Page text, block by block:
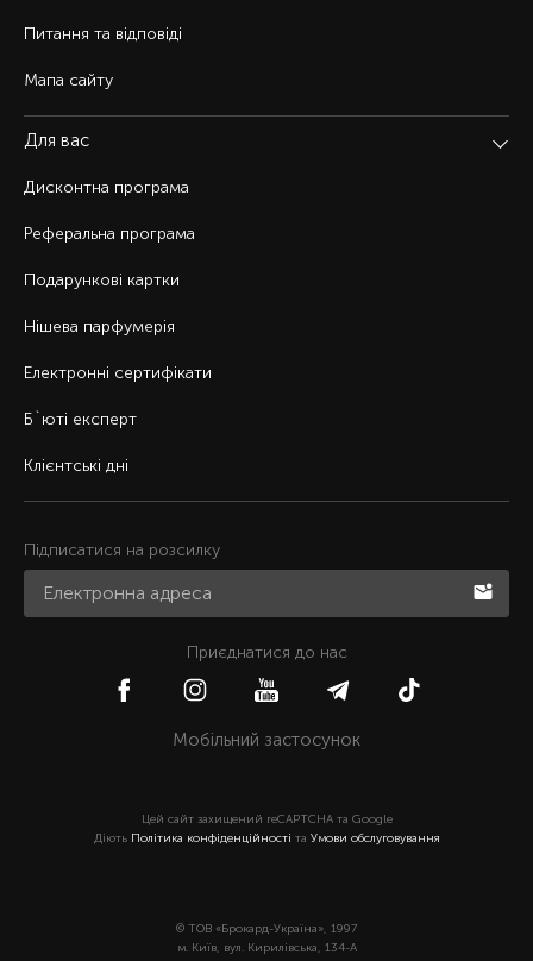
Питання та відповіді
Мапа сайту
Для вас
Дисконтна програма
Реферальна програма
Подарункові картки
Нішева парфумерія
Електронні сертифікати
Б`юті експерт
Клієнтські дні
Підписатися на розсилку
Приєднатися до нас
Мобільний застосунок
Цей сайт захищений reCAPTCHA та Google
Діють Політика конфіденційності та Умови обслуговування
© ТОВ «Брокард-Україна», 1997
м. Київ, вул. Кирилівська, 134-А